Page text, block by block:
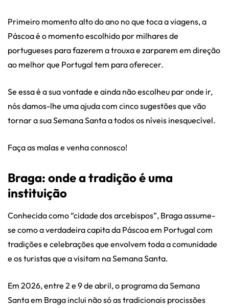
Primeiro momento alto do ano no que toca a viagens, a
Páscoa é o momento escolhido por milhares de
portugueses para fazerem a trouxa e zarparem em direção
ao melhor que Portugal tem para oferecer.
Se essa é a sua vontade e ainda não escolheu par onde ir,
nós damos-lhe uma ajuda com cinco sugestões que vão
tornar a sua Semana Santa a todos os níveis inesquecível.
Faça as malas e venha connosco!
Braga: onde a tradição é uma
instituição
Conhecida como “cidade dos arcebispos”, Braga assume-
se como a verdadeira capita da Páscoa em Portugal com
tradições e celebrações que envolvem toda a comunidade
e os turistas que a visitam na Semana Santa.
Em 2026, entre 2 e 9 de abril, o programa da Semana
Santa em Braga inclui não só as tradicionais procissões